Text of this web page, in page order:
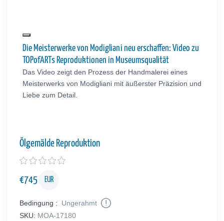
Die Meisterwerke von Modigliani neu erschaffen: Video zu
TOPofARTs Reproduktionen in Museumsqualität
Das Video zeigt den Prozess der Handmalerei eines
Meisterwerks von Modigliani mit äußerster Präzision und
Liebe zum Detail.
Ölgemälde Reproduktion
€745 EUR
Bedingung :
Ungerahmt
SKU: MOA-17180